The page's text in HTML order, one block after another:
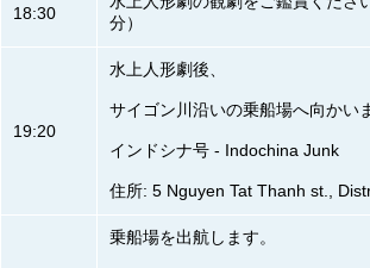
18:30
分）
19:20
水上人形劇後、
サイゴン川沿いの乗船場へ向かい
インドシナ号 - Indochina Junk
住所: 5 Nguyen Tat Thanh st.,
乗船場を出航します。